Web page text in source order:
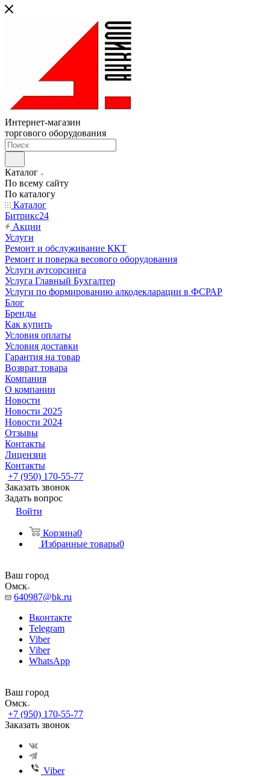
Интернет-магазин
торгового оборудования
Каталог
По всему сайту
По каталогу
Каталог
Битрикс24
Акции
Услуги
Ремонт и обслуживание ККТ
Ремонт и поверка весового оборудования
Услуги аутсорсинга
Услуга Главный Бухгалтер
Услуги по формированию алкодекларации в ФСРАР
Блог
Бренды
Как купить
Условия оплаты
Условия доставки
Гарантия на товар
Возврат товара
Компания
О компании
Новости
Новости 2025
Новости 2024
Отзывы
Контакты
Лицензии
Контакты
+7 (950) 170-55-77
Заказать звонок
Задать вопрос
Войти
Корзина0
Избранные товары0
Ваш город
Омск
640987@bk.ru
Вконтакте
Telegram
Viber
Viber
WhatsApp
Ваш город
Омск
+7 (950) 170-55-77
Заказать звонок
Viber